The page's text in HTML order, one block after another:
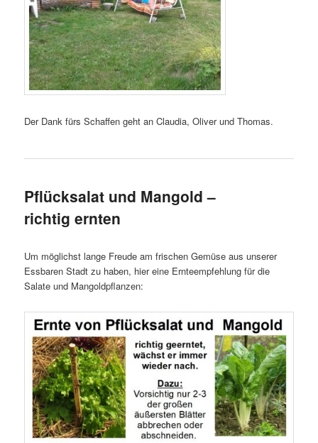
Der Dank fürs Schaffen geht an Claudia, Oliver und Thomas.
Pflücksalat und Mangold –
richtig ernten
Um möglichst lange Freude am frischen Gemüse aus unserer
Essbaren Stadt zu haben, hier eine Ernteempfehlung für die
Salate und Mangoldpflanzen: